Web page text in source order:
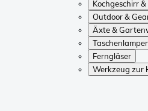
Kochgeschirr
Outdoor &
Äxte &
Ferngläser
Werkzeug zur